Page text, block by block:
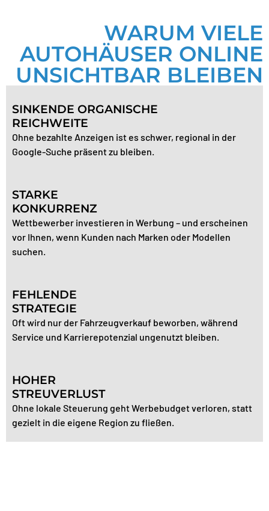
WARUM VIELE
AUTOHÄUSER ONLINE
UNSICHTBAR BLEIBEN
SINKENDE ORGANISCHE
REICHWEITE
Ohne bezahlte Anzeigen ist es schwer, regional in der
Google-Suche präsent zu bleiben.
STARKE
KONKURRENZ
Wettbewerber investieren in Werbung – und erscheinen
vor Ihnen, wenn Kunden nach Marken oder Modellen
suchen.
FEHLENDE
STRATEGIE
Oft wird nur der Fahrzeugverkauf beworben, während
Service und Karrierepotenzial ungenutzt bleiben.
HOHER
STREUVERLUST
Ohne lokale Steuerung geht Werbebudget verloren, statt
gezielt in die eigene Region zu fließen.